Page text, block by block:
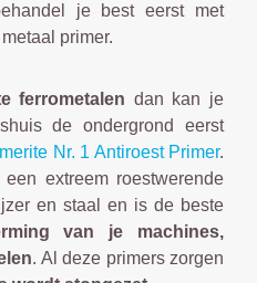
je best eerst met
primer.
ferrometalen dan kan je
de ondergrond eerst
Nr. 1 Antiroest Primer.
extreem roestwerende
en staal en is de beste
van je machines,
. Al deze primers zorgen